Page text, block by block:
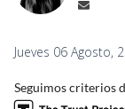
Jueves 06 Agosto,
Seguimos criterios